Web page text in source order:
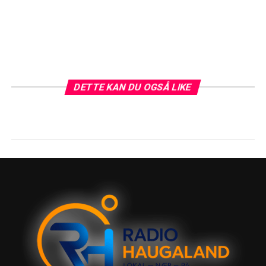
DETTE KAN DU OGSÅ LIKE